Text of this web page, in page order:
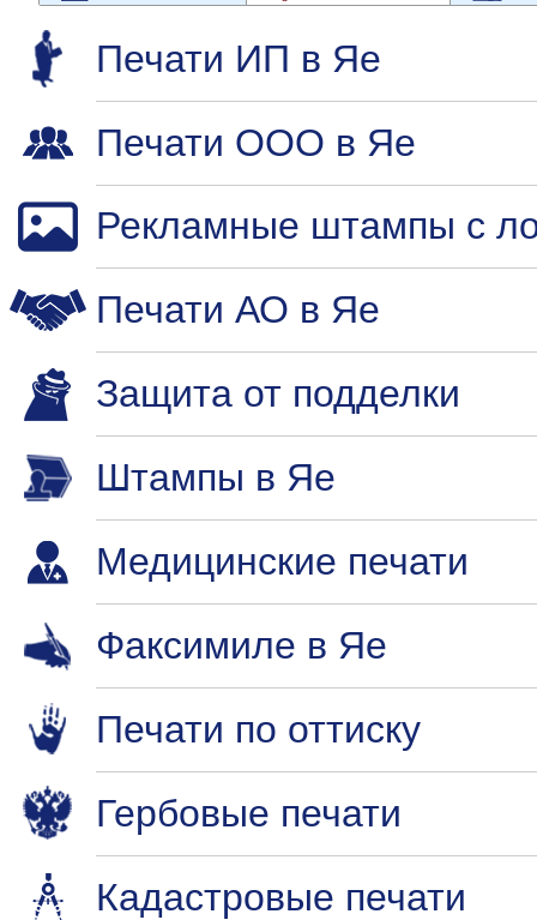
Печати ИП в Яе
Печати ООО в Яе
Рекламные штампы с
Печати АО в Яе
Защита от подделки
Штампы в Яе
Медицинские печати
Факсимиле в Яе
Печати по оттиску
Гербовые печати
Кадастровые печати